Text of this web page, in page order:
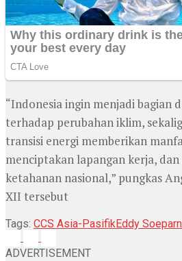
“Indonesia ingin menjadi bagian
terhadap perubahan iklim,
transisi energi memberikan
menciptakan lapangan kerja,
ketahanan nasional,” pungkas
XII tersebut
Tags: CCS Asia-PasifikEddy
ADVERTISEMENT